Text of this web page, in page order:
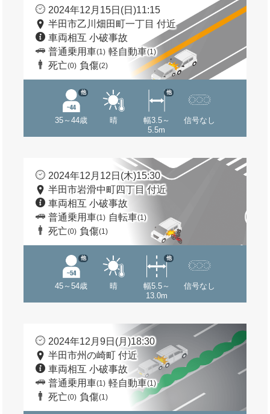
2024年12月15日(日)11:15
半田市乙川畑田町一丁目 付近
車両相互 小破事故
普通乗用車(1) 軽自動車(1)
死亡(0) 負傷(2)
35～44歳
他
晴
幅3.5～
5.5m
他
信号なし
2024年12月12日(木)15:30
半田市岩滑中町四丁目 付近
車両相互 小破事故
普通乗用車(1) 自転車(1)
死亡(0) 負傷(1)
45～54歳
他
晴
幅5.5～
13.0m
他
信号なし
2024年12月9日(月)18:30
半田市州の崎町 付近
車両相互 小破事故
普通乗用車(1) 軽自動車(1)
死亡(0) 負傷(1)